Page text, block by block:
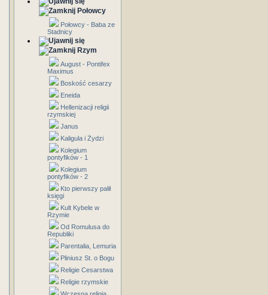
Połowcy
Połowcy - Baba ze
Stadnicy
Rzym
August - Pontifex
Maximus
Boskość cesarzy
Eneida
Hellenizacji religii
rzymskiej
Janus
Kaligula i Żydzi
Kolegium
pontyfików - 1
Kolegium
pontyfików - 2
Kto pierwszy palił
księgi
Kult Kybele w
Rzymie
Od Romulusa do
Republiki
Parentalia, Lemuria
Pliniusz St. o Bogu
Religie Cesarstwa
Religie rzymskie